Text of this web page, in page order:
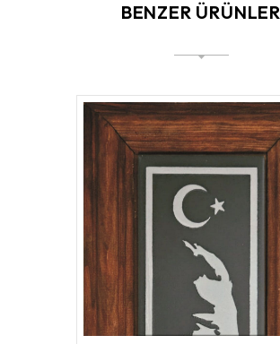
BENZER ÜRÜNLER